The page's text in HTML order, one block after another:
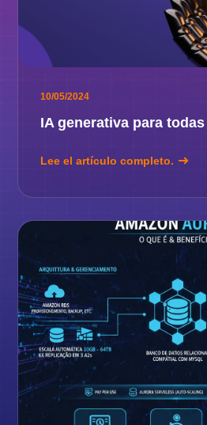
10/05/2024
IA generativa para
Lee el artículo completo.